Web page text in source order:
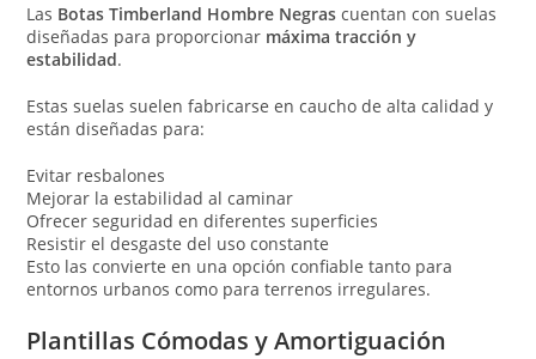
Las Botas Timberland Hombre Negras cuentan con suelas
diseñadas para proporcionar máxima tracción y
estabilidad.
Estas suelas suelen fabricarse en caucho de alta calidad y
están diseñadas para:
Evitar resbalones
Mejorar la estabilidad al caminar
Ofrecer seguridad en diferentes superficies
Resistir el desgaste del uso constante
Esto las convierte en una opción confiable tanto para
entornos urbanos como para terrenos irregulares.
Plantillas Cómodas y Amortiguación